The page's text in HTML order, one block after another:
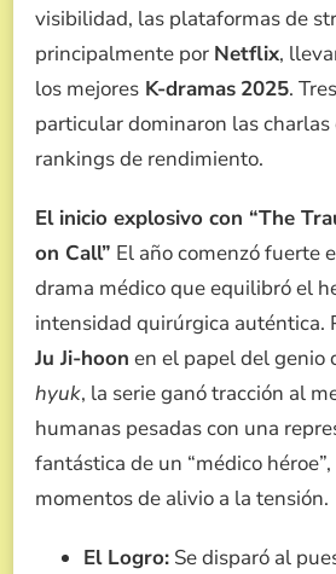
visibilidad, las plataformas de
principalmente por Netflix,
los mejores K-dramas 2025.
particular dominaron las charlas
rankings de rendimiento.
El inicio explosivo con “The
on Call” El año comenzó fuerte
drama médico que equilibró el
intensidad quirúrgica auténtica.
Ju Ji-hoon en el papel del genio
hyuk, la serie ganó tracción al
humanas pesadas con una
fantástica de un “médico
momentos de alivio a la tensión.
El Logro: Se disparó al